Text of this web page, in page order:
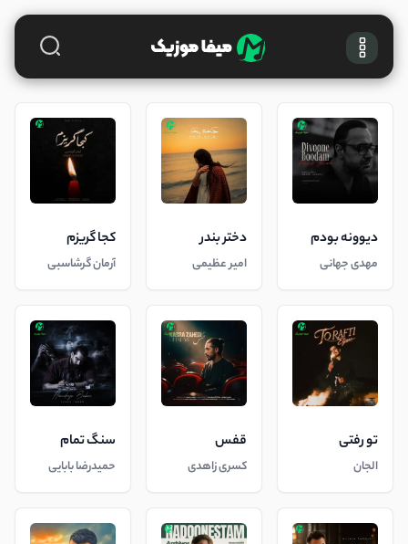
دیوونه بودم
مهدی جهانی
دختر بندر
امیر عظیمی
کجا گریزم
آرمان گرشاسبی
تو رفتی
الجان
قفس
کسری زاهدی
سنگ تمام
حمیدرضا بابایی